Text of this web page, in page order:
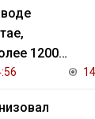
1200